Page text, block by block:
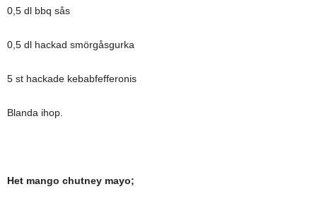
0,5 dl bbq sås
0,5 dl hackad smörgåsgurka
5 st hackade kebabfefferonis
Blanda ihop.
Het mango chutney mayo;